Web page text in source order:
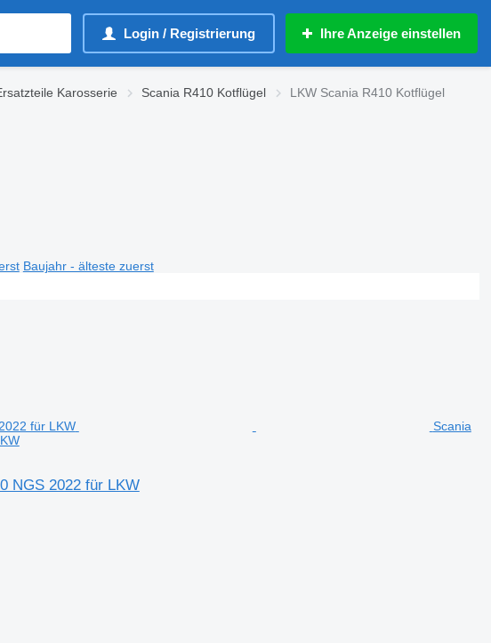
Login / Registrierung Ihre Anzeige einstellen
Karosserie Scania R410 Kotflügel LKW Scania R410 Kotflügel
Baujahr - älteste zuerst
Scania
NGS 2022 für LKW